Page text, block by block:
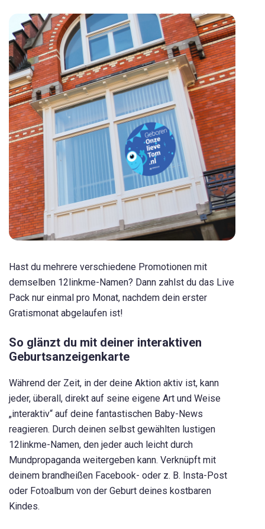
Hast du mehrere verschiedene Promotionen mit
demselben 12linkme-Namen? Dann zahlst du das Live
Pack nur einmal pro Monat, nachdem dein erster
Gratismonat abgelaufen ist!
So glänzt du mit deiner interaktiven
Geburtsanzeigenkarte
Während der Zeit, in der deine Aktion aktiv ist, kann
jeder, überall, direkt auf seine eigene Art und Weise
„interaktiv“ auf deine fantastischen Baby-News
reagieren. Durch deinen selbst gewählten lustigen
12linkme-Namen, den jeder auch leicht durch
Mundpropaganda weitergeben kann. Verknüpft mit
deinem brandheißen Facebook- oder z. B. Insta-Post
oder Fotoalbum von der Geburt deines kostbaren
Kindes.